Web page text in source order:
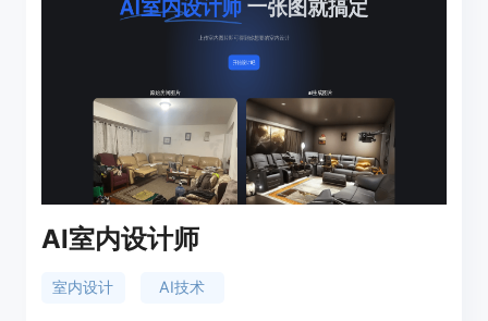
AI室内设计师
室内设计 AI技术